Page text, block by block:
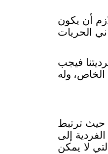
أن يكون
الحريات
فيجب
وله
حيث ترتبط
إلى
لا يمكن